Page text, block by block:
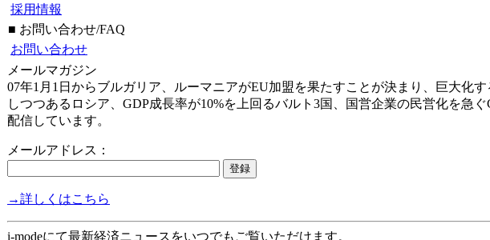
採用情報
■ お問い合わせ/FAQ
お問い合わせ
メールマガジン
07年1月1日からブルガリア、ルーマニアがEU加盟を果たすことが決まり、巨大化
しつつあるロシア、GDP成長率が10%を上回るバルト3国、国営企業の民営化を急
配信しています。
メールアドレス：
→詳しくはこちら
i-modeにて最新経済ニュースをいつでもご覧いただけます。